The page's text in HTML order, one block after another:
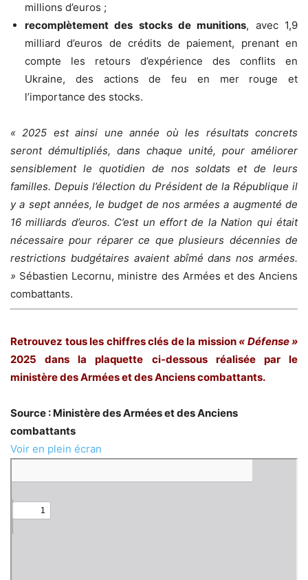
millions d’euros ;
recomplètement des stocks de munitions, avec 1,9
milliard d’euros de crédits de paiement, prenant en
compte les retours d’expérience des conflits en
Ukraine, des actions de feu en mer rouge et
l’importance des stocks.
« 2025 est ainsi une année où les résultats concrets
seront démultipliés, dans chaque unité, pour améliorer
sensiblement le quotidien de nos soldats et de leurs
familles. Depuis l’élection du Président de la République il
y a sept années, le budget de nos armées a augmenté de
16 milliards d’euros. C’est un effort de la Nation qui était
nécessaire pour réparer ce que plusieurs décennies de
restrictions budgétaires avaient abîmé dans nos armées.
» Sébastien Lecornu, ministre des Armées et des Anciens
combattants.
Retrouvez tous les chiffres clés de la mission « Défense »
2025 dans la plaquette ci-dessous réalisée par le
ministère des Armées et des Anciens combattants.
Source : Ministère des Armées et des Anciens
combattants
Voir en plein écran
au
contenu
PDF